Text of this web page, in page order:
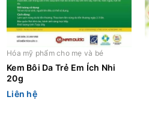
Hóa mỹ phẩm cho mẹ và bé
Kem Bôi Da Trẻ Em Ích Nhi
20g
Liên hệ